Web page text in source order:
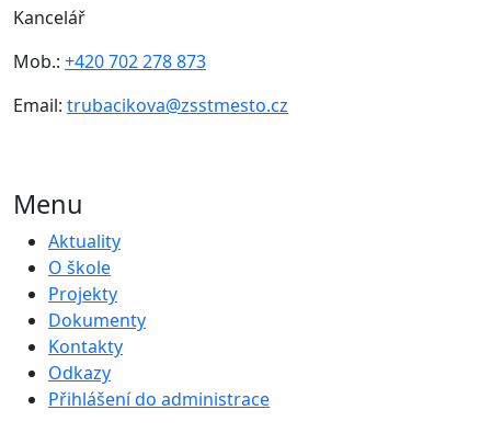
Kancelář
Mob.: +420 702 278 873
Email: trubacikova@zsstmesto.cz
Menu
Aktuality
O škole
Projekty
Dokumenty
Kontakty
Odkazy
Přihlášení do administrace